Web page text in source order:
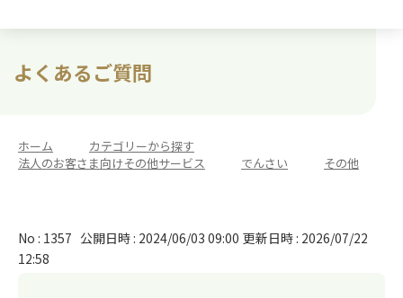
よくあるご質問
ホーム カテゴリーから探す
法人のお客さま向けその他サービス
でんさい その他
No : 1357 公開日時 : 2024/06/03 09:00 更新日時 : 2026/07/22
12:58